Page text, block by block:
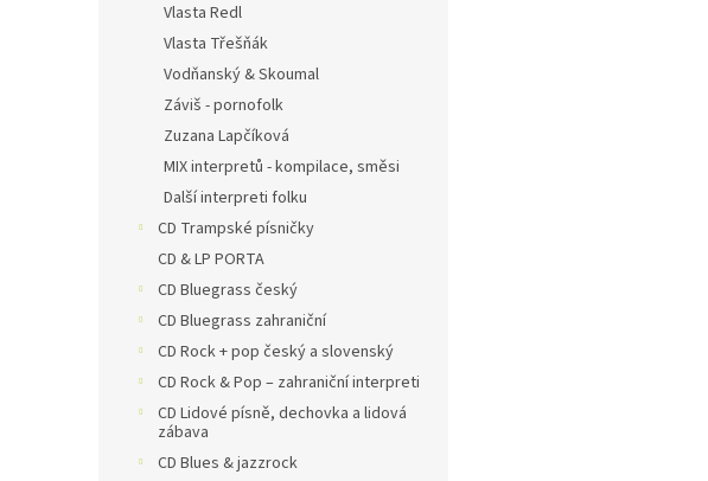
Vlasta Redl
Vlasta Třešňák
Vodňanský & Skoumal
Záviš - pornofolk
Zuzana Lapčíková
MIX interpretů - kompilace, směsi
Další interpreti folku
CD Trampské písničky
CD & LP PORTA
CD Bluegrass český
CD Bluegrass zahraniční
CD Rock + pop český a slovenský
CD Rock & Pop – zahraniční interpreti
CD Lidové písně, dechovka a lidová
zábava
CD Blues & jazzrock